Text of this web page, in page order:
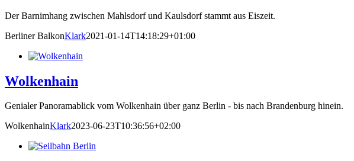
Der Barnimhang zwischen Mahlsdorf und Kaulsdorf stammt aus Eiszeit.
Berliner BalkonKlark2021-01-14T14:18:29+01:00
Wolkenhain
Genialer Panoramablick vom Wolkenhain über ganz Berlin - bis nach Brandenburg hinein.
WolkenhainKlark2023-06-23T10:36:56+02:00